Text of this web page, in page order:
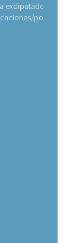
exdiputado
por-